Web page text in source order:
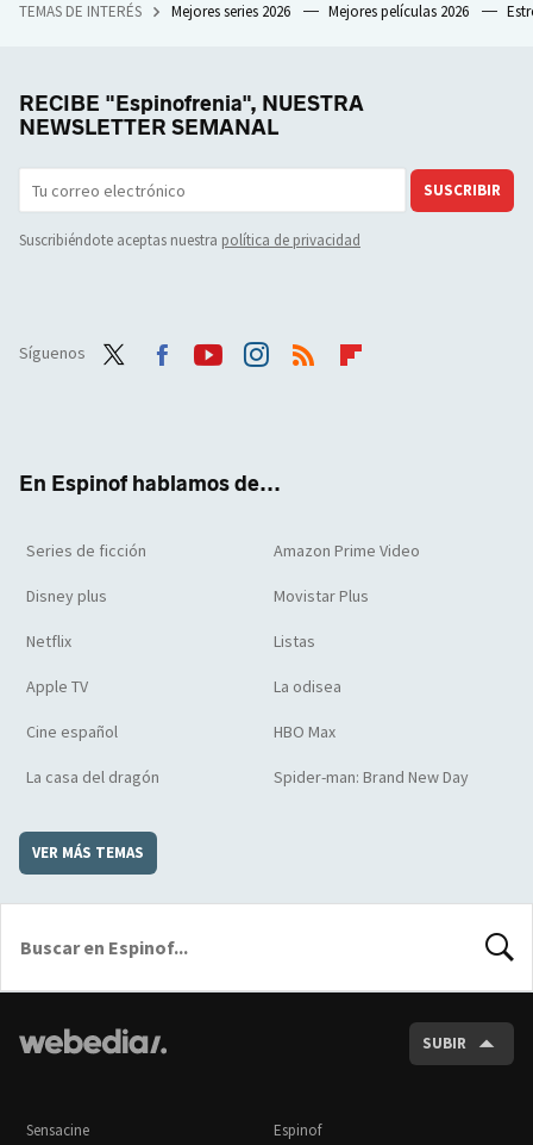
TEMAS DE INTERÉS Mejores series 2026 Mejores películas 2026
RECIBE "Espinofrenia", NUESTRA
NEWSLETTER SEMANAL
SUSCRIBIR
Suscribiéndote aceptas nuestra política de privacidad
Síguenos
En Espinof hablamos de...
Series de ficción Amazon Prime Video
Disney plus Movistar Plus
Netflix Listas
Apple TV La odisea
Cine español HBO Max
La casa del dragón Spider-man: Brand New Day
VER MÁS TEMAS
SUBIR
Sensacine Espinof